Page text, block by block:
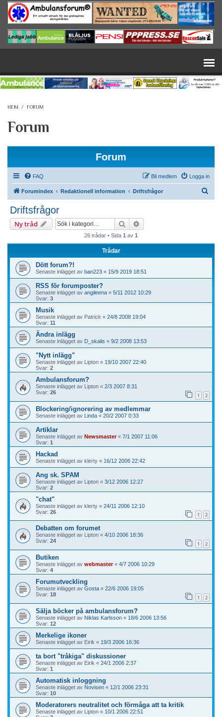
Hoppa till huvudinnehåll
HEM / FORUM
Forum